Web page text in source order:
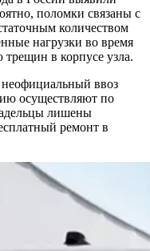
поломки связаны с
количеством
нагрузки во время
в корпусе узла.
ввоз
осуществляют по
лишены
ремонт в